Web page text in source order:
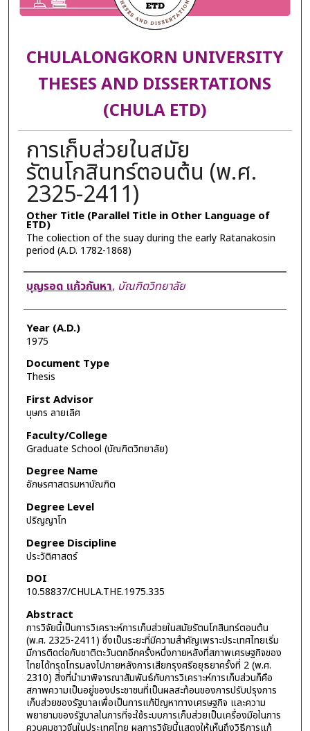
CHULALONGKORN UNIVERSITY
THESES AND DISSERTATIONS
(CHULA ETD)
การเก็บส่วยในสมัย
รัตนโกสินทร์ตอนต้น (พ.ศ.
2325-2411)
Other Title (Parallel Title in Other Language of
ETD)
The coliection of the suay during the early Ratanakosin
period (A.D. 1782-1868)
Author
บุญรอด แก้วกันหา, บัณฑิตวิทยาลัย
Year (A.D.)
1975
Document Type
Thesis
First Advisor
บุษกร ลายเลิศ
Faculty/College
Graduate School (บัณฑิตวิทยาลัย)
Degree Name
อักษรศาสตรมหาบัณฑิต
Degree Level
ปริญญาโท
Degree Discipline
ประวัติศาสตร์
DOI
10.58837/CHULA.THE.1975.335
Abstract
การวิจัยนี้เป็นการวิเคราะห์การเก็บส่วยในสมัยรัตนโกสินทร์ตอนต้น
(พ.ศ. 2325-2411) ซึ่งเป็นระยะที่มีความสำคัญเพราะประเทศไทยเริ่ม
มีการติดต่อกับชาติตะวันตกอีกครั้งหนึ่งภายหลังที่สภาพเศรษฐกิจของ
ไทยได้ทรุดโทรมลงไปภายหลังการเสียกรุงศรีอยุธยาครั้งที่ 2 (พ.ศ.
2310) สิ่งที่นำมาพิจารณาสัมพันธ์กับการวิเคราะห์การเก็บส่วนก็คือ
สภาพความเป็นอยู่ของประชาชนที่เป็นผลสะท้อนของการปรับปรุงการ
เก็บส่วยของรัฐบาลเพื่อเป็นการแก้ปัญหาทางเศรษฐกิจ และความ
พยายามของรัฐบาลในการที่จะใช้ระบบการเก็บส่วยเป็นเครื่องมือในการ
ควบคุมชาวจีนในประเทศไทย ผลการวิจัยนี้แสดงให้เห็นถึงวิธีการแก้